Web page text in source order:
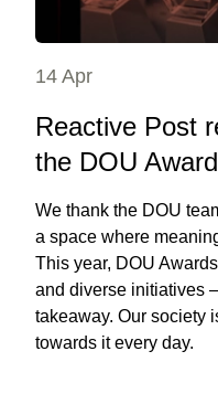
14 Apr
Reactive Post
the DOU
We thank the DOU
a space where
This year, DOU
and diverse initiatives
takeaway. Our society
towards it every day.